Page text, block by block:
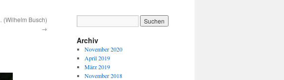
Busch)
→
Archiv
November 2020
April 2019
März 2019
November 2018